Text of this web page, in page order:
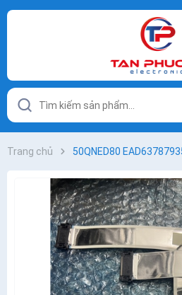
Trang chủ 50QNED80